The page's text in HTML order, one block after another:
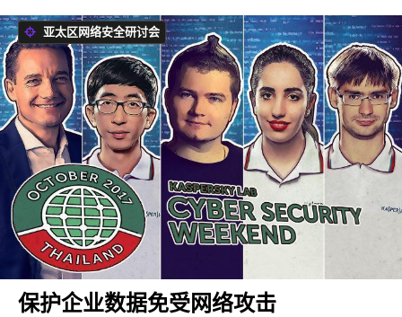
亚太区网络安全研讨会
保护企业数据免受网络攻击